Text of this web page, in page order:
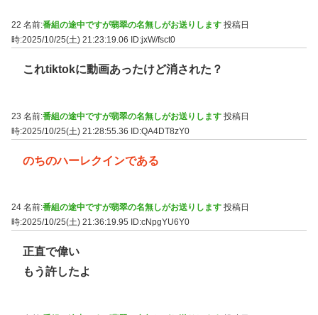
22 名前:番組の途中ですが翡翠の名無しがお送りします 投稿日
時:2025/10/25(土) 21:23:19.06
ID:jxW/fsct0
これtiktokに動画あったけど消された？
23 名前:番組の途中ですが翡翠の名無しがお送りします 投稿日
時:2025/10/25(土) 21:28:55.36 ID:QA4DT8zY0
のちのハーレクインである
24 名前:番組の途中ですが翡翠の名無しがお送りします 投稿日
時:2025/10/25(土) 21:36:19.95
ID:cNpgYU6Y0
正直で偉い
もう許したよ